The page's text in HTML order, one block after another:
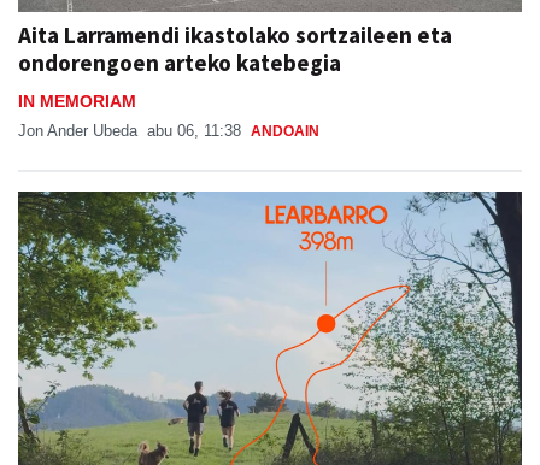
Aita Larramendi ikastolako sortzaileen eta
ondorengoen arteko katebegia
IN MEMORIAM
Jon Ander Ubeda abu 06, 11:38 ANDOAIN